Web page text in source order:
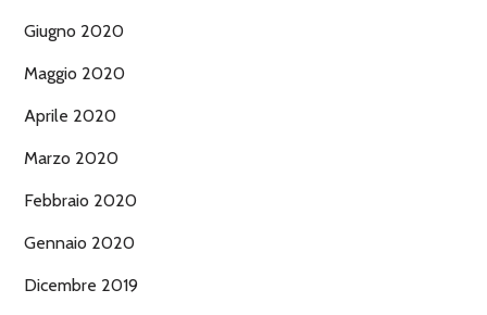
Giugno 2020
Maggio 2020
Aprile 2020
Marzo 2020
Febbraio 2020
Gennaio 2020
Dicembre 2019